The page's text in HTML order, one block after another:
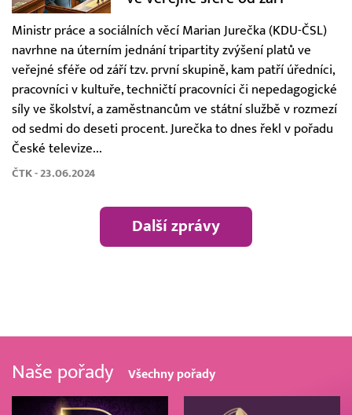
Ministr práce a sociálních věcí Marian Jurečka (KDU-ČSL)
navrhne na úterním jednání tripartity zvýšení platů ve
veřejné sféře od září tzv. první skupině, kam patří úředníci,
pracovníci v kultuře, techničtí pracovníci či nepedagogické
síly ve školství, a zaměstnancům ve státní službě v rozmezí
od sedmi do deseti procent. Jurečka to dnes řekl v pořadu
České televize...
ČTK - 23.06.2024
Další zprávy
Naše pořady Všechny pořady